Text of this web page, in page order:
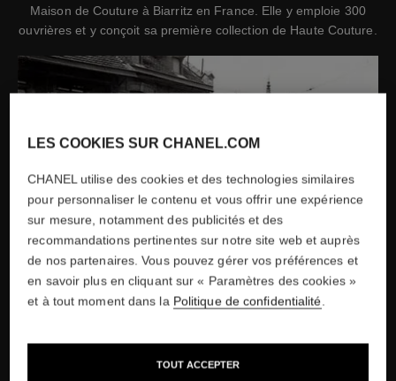
Maison de Couture à Biarritz en France. Elle y emploie 300
ouvrières et y conçoit sa première collection de Haute Couture.
Crédits
LES COOKIES SUR CHANEL.COM
CHANEL utilise des cookies et des technologies similaires
pour personnaliser le contenu et vous offrir une expérience
sur mesure, notamment des publicités et des
recommandations pertinentes sur notre site web et auprès
de nos partenaires. Vous pouvez gérer vos préférences et
en savoir plus en cliquant sur « Paramètres des cookies »
et à tout moment dans la Politique de confidentialité.
TOUT ACCEPTER